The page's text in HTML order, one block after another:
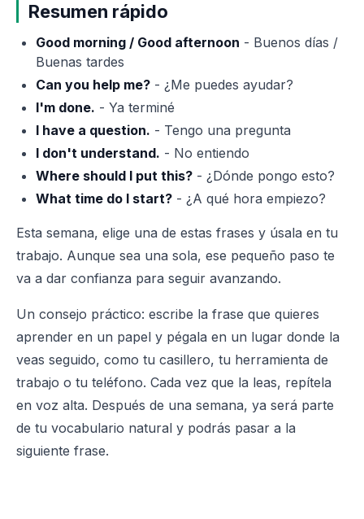
Resumen rápido
Good morning / Good afternoon - Buenos días /
Buenas tardes
Can you help me? - ¿Me puedes ayudar?
I'm done. - Ya terminé
I have a question. - Tengo una pregunta
I don't understand. - No entiendo
Where should I put this? - ¿Dónde pongo esto?
What time do I start? - ¿A qué hora empiezo?
Esta semana, elige una de estas frases y úsala en tu
trabajo. Aunque sea una sola, ese pequeño paso te
va a dar confianza para seguir avanzando.
Un consejo práctico: escribe la frase que quieres
aprender en un papel y pégala en un lugar donde la
veas seguido, como tu casillero, tu herramienta de
trabajo o tu teléfono. Cada vez que la leas, repítela
en voz alta. Después de una semana, ya será parte
de tu vocabulario natural y podrás pasar a la
siguiente frase.